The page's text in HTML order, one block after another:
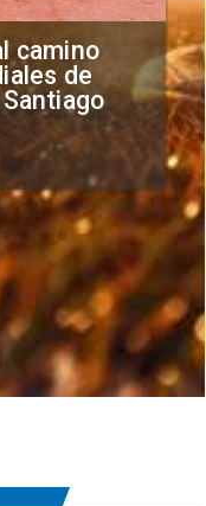
camino
de